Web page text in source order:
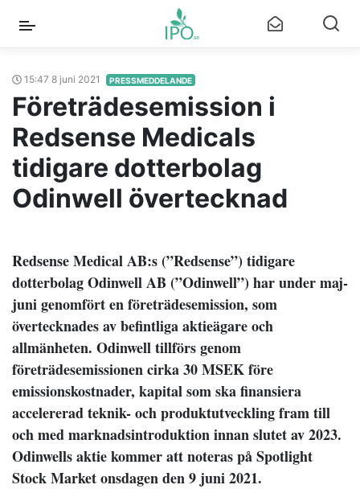
15:47 8 juni 2021 PRESSMEDDELANDE
Företrädesemission i
Redsense Medicals
tidigare dotterbolag
Odinwell övertecknad
Redsense Medical AB:s (”Redsense”) tidigare
dotterbolag Odinwell AB (”Odinwell”) har under maj-
juni genomfört en företrädesemission, som
övertecknades av befintliga aktieägare och
allmänheten. Odinwell tillförs genom
företrädesemissionen cirka 30 MSEK före
emissionskostnader, kapital som ska finansiera
accelererad teknik- och produktutveckling fram till
och med marknadsintroduktion innan slutet av 2023.
Odinwells aktie kommer att noteras på Spotlight
Stock Market onsdagen den 9 juni 2021.